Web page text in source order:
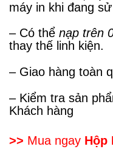
máy in khi đang
– Có thể nạp trên
thay thế linh kiện.
–Giao hàng toàn
– Kiểm tra sản
Khách hàng
>> Mua ngay Hộp